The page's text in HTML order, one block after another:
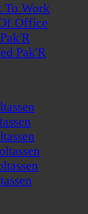
To Work
Office
Pak'R